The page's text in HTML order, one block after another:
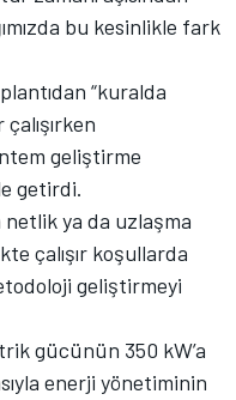
bu kesinlikle fark
“kuralda
geliştirme
getirdi.
netlik ya da uzlaşma
çalışır koşullarda
geliştirmeyi
gücünün 350 kW’a
enerji yönetiminin